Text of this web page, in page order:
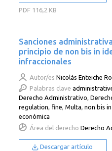
PDF 116,2 KB
Sanciones
principio de non bis in
infraccionales
Autor/es Nicolás Enteiche
Palabras clave
Derecho Administrativo,
regulation, fine,Multa,non bis
económica
Área del derecho Derecho
Descargar artículo